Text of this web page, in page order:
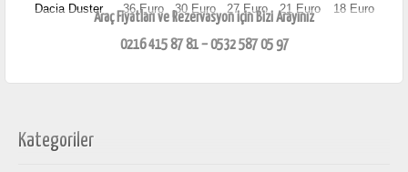
Dacia Duster 36 Euro 30 Euro 27 Euro 21 Euro 18 Euro
Araç Fiyatları ve Rezervasyon için Bizi Arayınız
0216 415 87 81 – 0532 587 05 97
Kategoriler